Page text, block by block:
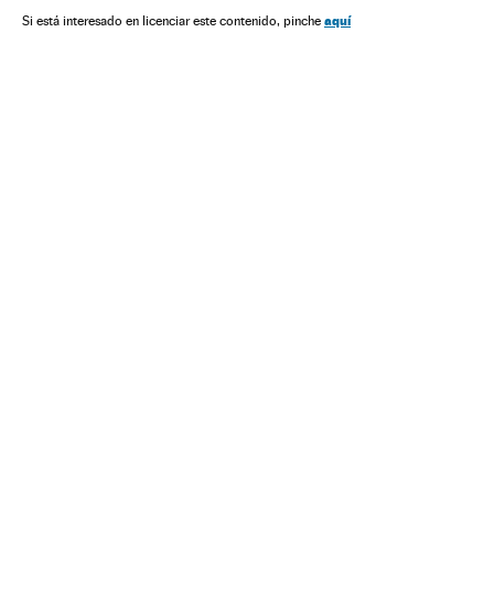
Si está interesado en licenciar este contenido, pinche aquí